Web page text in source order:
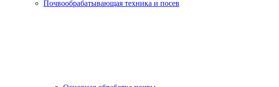
Почвообрабатывающая техника и посев